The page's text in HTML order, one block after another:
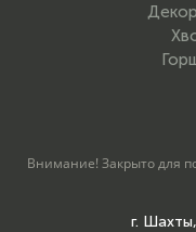
Внимание! Закрыто для
г.